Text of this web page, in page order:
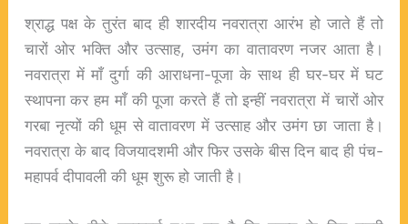
श्राद्ध पक्ष के तुरंत बाद ही शारदीय नवरात्रा आरंभ हो जाते हैं तो
चारों ओर भक्ति और उत्साह, उमंग का वातावरण नजर आता है।
नवरात्रा में माँ दुर्गा की आराधना-पूजा के साथ ही घर-घर में घट
स्थापना कर हम माँ की पूजा करते हैं तो इन्हीं नवरात्रा में चारों ओर
गरबा नृत्यों की धूम से वातावरण में उत्साह और उमंग छा जाता है।
नवरात्रा के बाद विजयादशमी और फिर उसके बीस दिन बाद ही पंच-
महापर्व दीपावली की धूम शुरू हो जाती है।